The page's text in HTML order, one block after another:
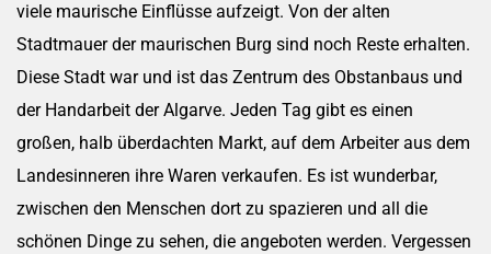
viele maurische Einflüsse aufzeigt. Von der alten
Stadtmauer der maurischen Burg sind noch Reste erhalten.
Diese Stadt war und ist das Zentrum des Obstanbaus und
der Handarbeit der Algarve. Jeden Tag gibt es einen
großen, halb überdachten Markt, auf dem Arbeiter aus dem
Landesinneren ihre Waren verkaufen. Es ist wunderbar,
zwischen den Menschen dort zu spazieren und all die
schönen Dinge zu sehen, die angeboten werden. Vergessen